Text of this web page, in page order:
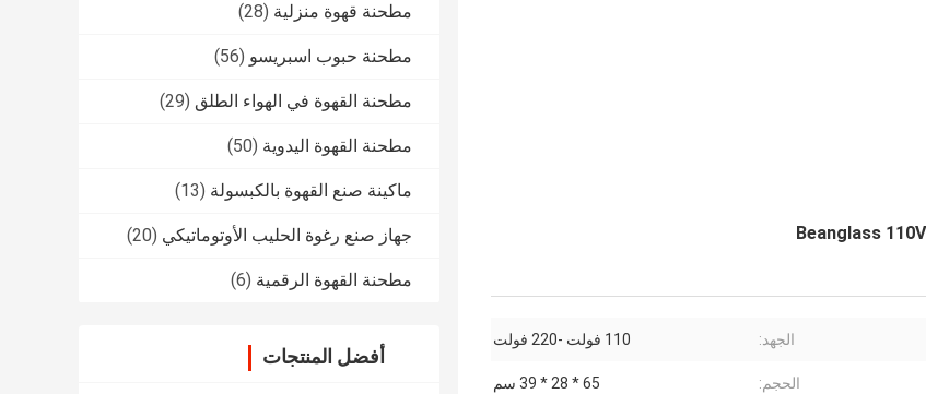
مطحنة قهوة منزلية (28)
مطحنة حبوب اسبريسو (56)
مطحنة القهوة في الهواء الطلق (29)
مطحنة القهوة اليدوية (50)
ماكينة صنع القهوة بالكبسولة (13)
جهاز صنع رغوة الحليب الأوتوماتيكي (20)
مطحنة القهوة الرقمية (6)
أفضل المنتجات
الجهد: 110 فولت -220 فولت
الحجم: 65 * 28 * 39 سم